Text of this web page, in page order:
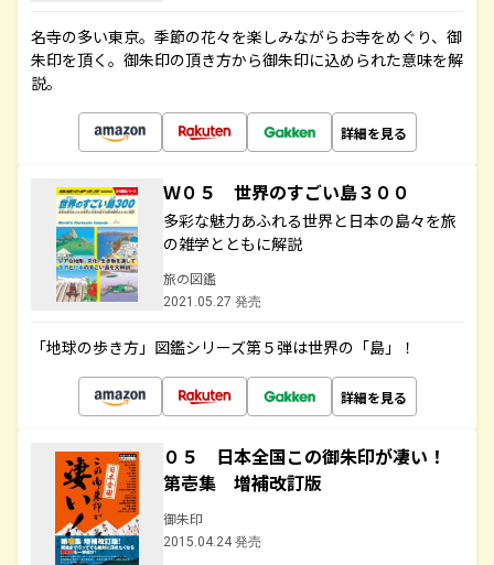
名寺の多い東京。季節の花々を楽しみながらお寺をめぐり、御
朱印を頂く。御朱印の頂き方から御朱印に込められた意味を解
説。
詳細を見る
Ｗ０５ 世界のすごい島３００
多彩な魅力あふれる世界と日本の島々を旅
の雑学とともに解説
旅の図鑑
2021.05.27 発売
「地球の歩き方」図鑑シリーズ第５弾は世界の「島」！
詳細を見る
０５ 日本全国この御朱印が凄い！
第壱集 増補改訂版
御朱印
2015.04.24 発売